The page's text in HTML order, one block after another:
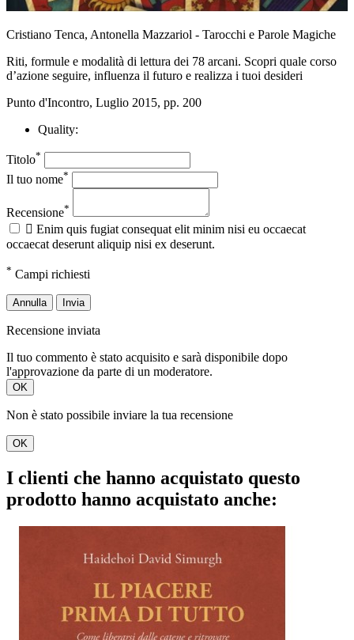
Cristiano Tenca, Antonella Mazzariol - Tarocchi e Parole Magiche
Riti, formule e modalità di lettura dei 78 arcani. Scopri quale corso
d’azione seguire, influenza il futuro e realizza i tuoi desideri
Punto d'Incontro, Luglio 2015, pp. 200
Quality:
Titolo*
Il tuo nome*
Recensione*
 Enim quis fugiat consequat elit minim nisi eu occaecat
occaecat deserunt aliquip nisi ex deserunt.
* Campi richiesti
Annulla Invia
Recensione inviata
Il tuo commento è stato acquisito e sarà disponibile dopo
l'approvazione da parte di un moderatore.
OK
Non è stato possibile inviare la tua recensione
OK
I clienti che hanno acquistato questo
prodotto hanno acquistato anche: